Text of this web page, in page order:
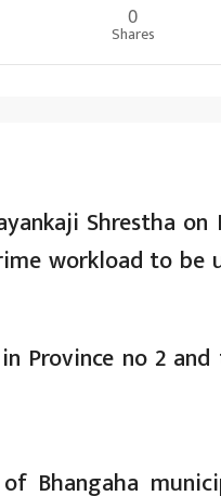
0
Shares
Shrestha on
workload to be
Province no 2 and
Bhangaha